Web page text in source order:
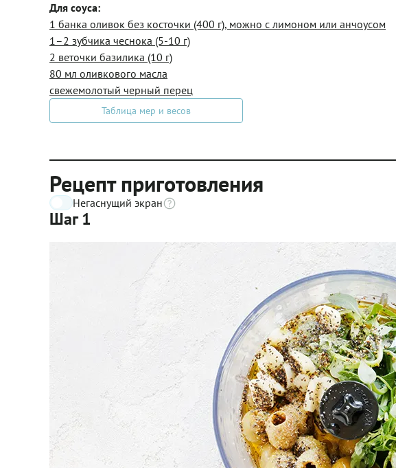
Для соуса:
1 банка оливок без косточки (400 г), можно с лимоном или анчоусом
1–2 зубчика чеснока (5-10 г)
2 веточки базилика (10 г)
80 мл оливкового масла
свежемолотый черный перец
Таблица мер и весов
Рецепт приготовления
Негаснущий экран
Шаг 1